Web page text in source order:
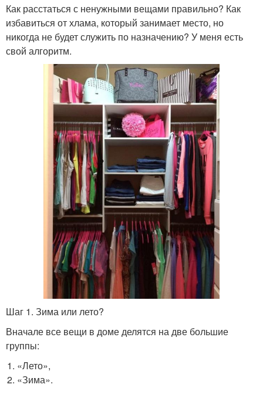
Как расстаться с ненужными вещами правильно? Как
избавиться от хлама, который занимает место, но
никогда не будет служить по назначению? У меня есть
свой алгоритм.
Шаг 1. Зима или лето?
Вначале все вещи в доме делятся на две большие
группы:
«Лето»,
«Зима».